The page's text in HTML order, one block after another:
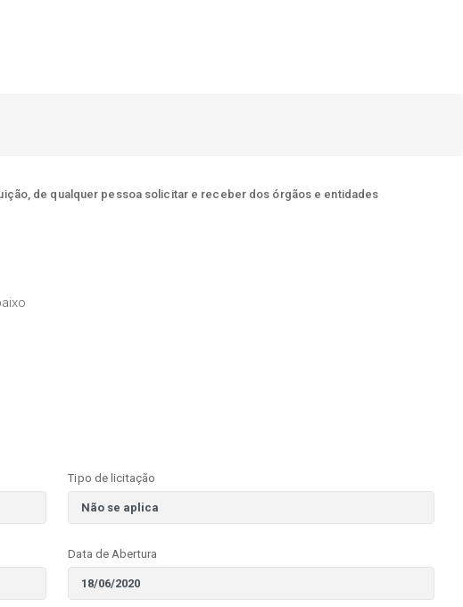
de qualquer pessoa solicitar e receber dos órgãos e entidades
Tipo de licitação
Data de Abertura